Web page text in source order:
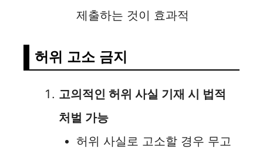
제출하는 것이 효과적
허위 고소 금지
고의적인 허위 사실 기재 시 법적
처벌 가능
허위 사실로 고소할 경우 무고